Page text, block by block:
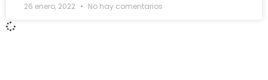
26 enero, 2022 No hay comentarios